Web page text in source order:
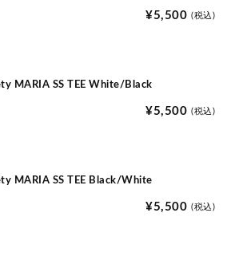
¥5,500 (税込)
MARIA SS TEE White/Black
¥5,500 (税込)
MARIA SS TEE Black/White
¥5,500 (税込)